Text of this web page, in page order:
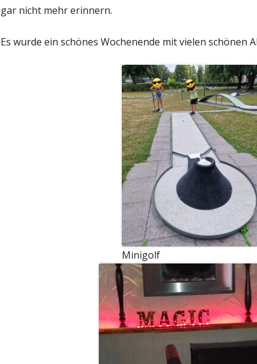
gar nicht mehr erinnern.
Es wurde ein schönes Wochenende mit vielen schönen
Minigolf